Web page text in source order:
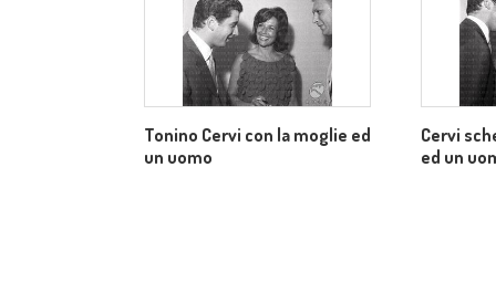
Tonino Cervi con la moglie ed
un uomo
Cervi
ed un